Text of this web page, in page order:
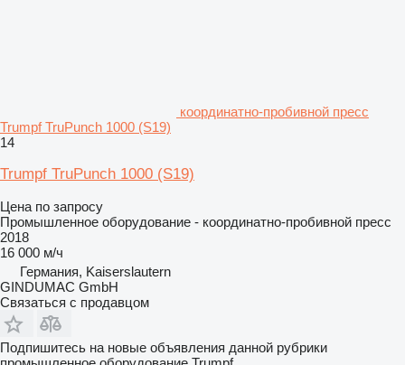
координатно-пробивной пресс
Trumpf TruPunch 1000 (S19)
14
Trumpf TruPunch 1000 (S19)
Цена по запросу
Промышленное оборудование - координатно-пробивной пресс
2018
16 000 м/ч
Германия, Kaiserslautern
GINDUMAC GmbH
Связаться с продавцом
Подпишитесь на новые объявления данной рубрики